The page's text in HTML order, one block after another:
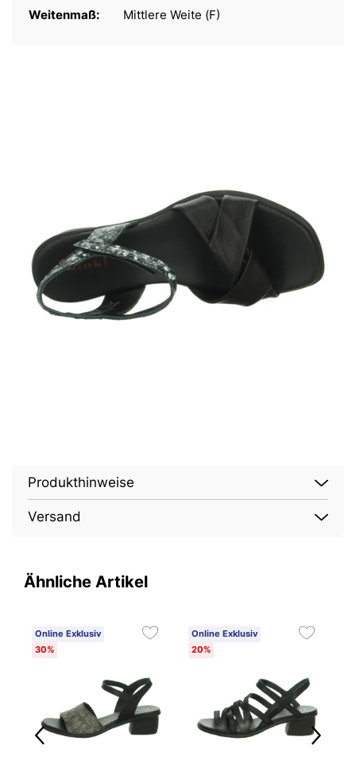
Weitenmaß: Mittlere Weite (F)
Produkthinweise
Versand
Ähnliche Artikel
Online Exklusiv
30%
Online Exklusiv
20%